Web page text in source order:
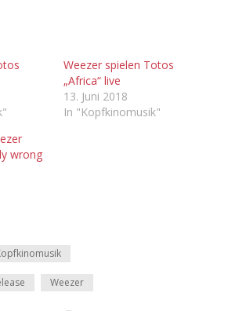
Weezer spielen Totos
„Africa“ live
13. Juni 2018
In "Kopfkinomusik"
wrong
Weezer